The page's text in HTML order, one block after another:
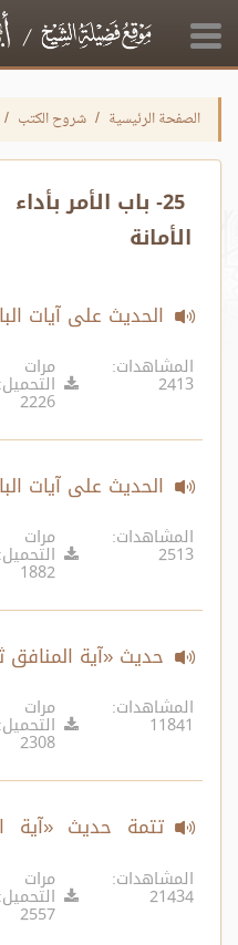
الصفحة الرئيسية شروح الكتب
25- باب الأمر بأداء
الأمانة
الحديث على آيات
المشاهدات:
2413
مرات
التحميل:
2226
الحديث على آيات
المشاهدات:
2513
مرات
التحميل:
1882
حديث «آية المنافق
المشاهدات:
11841
مرات
التحميل:
2308
تتمة حديث «آية
الأمانة نزلت في
المشاهدات:
21434
مرات
التحميل:
2557